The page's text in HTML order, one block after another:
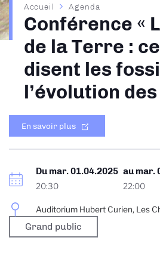
Fil
d'Ariane
Accueil Agenda
Conférence «
de la Terre :
disent les
l’évolution
En savoir plus
Du mar. 01.04.2025
20:30
au mar.
22:00
Auditorium Hubert Curien, Les
Grand public